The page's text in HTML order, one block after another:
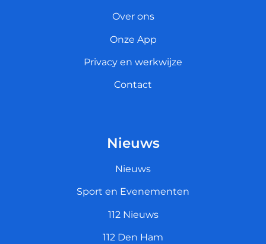
Over ons
Onze App
Privacy en werkwijze
Contact
Nieuws
Nieuws
Sport en Evenementen
112 Nieuws
112 Den Ham